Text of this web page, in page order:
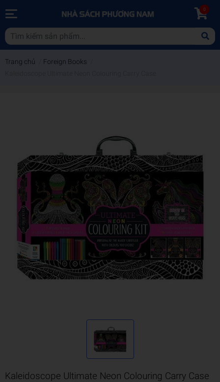
0
Trang chủ Foreign Books
Kaleidoscope Ultimate Neon Colouring Carry Case